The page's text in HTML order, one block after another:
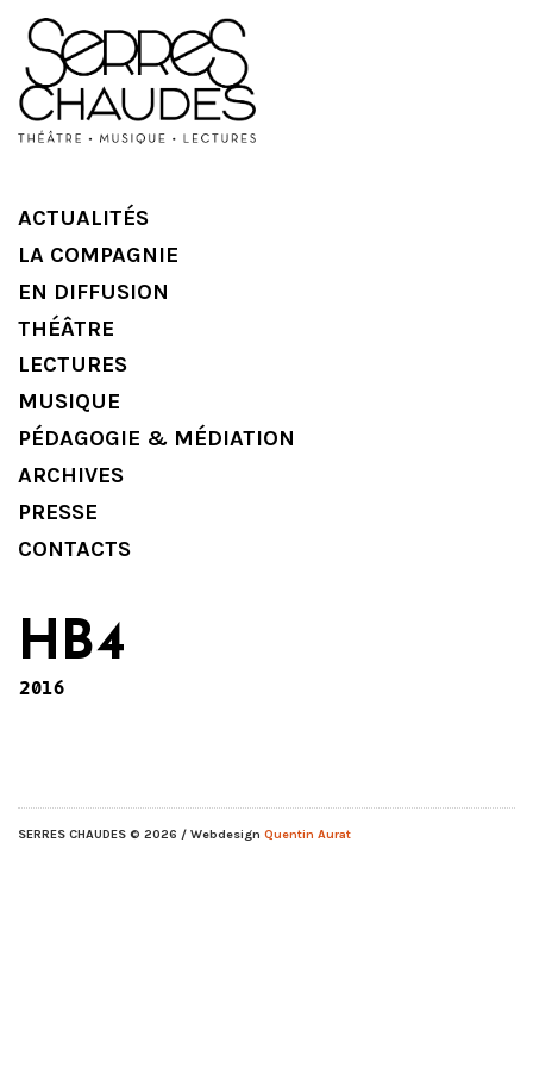
ACTUALITÉS
LA COMPAGNIE
EN DIFFUSION
THÉÂTRE
LECTURES
MUSIQUE
PÉDAGOGIE & MÉDIATION
ARCHIVES
PRESSE
CONTACTS
HB4
2016
SERRES CHAUDES © 2026 / Webdesign Quentin Aurat